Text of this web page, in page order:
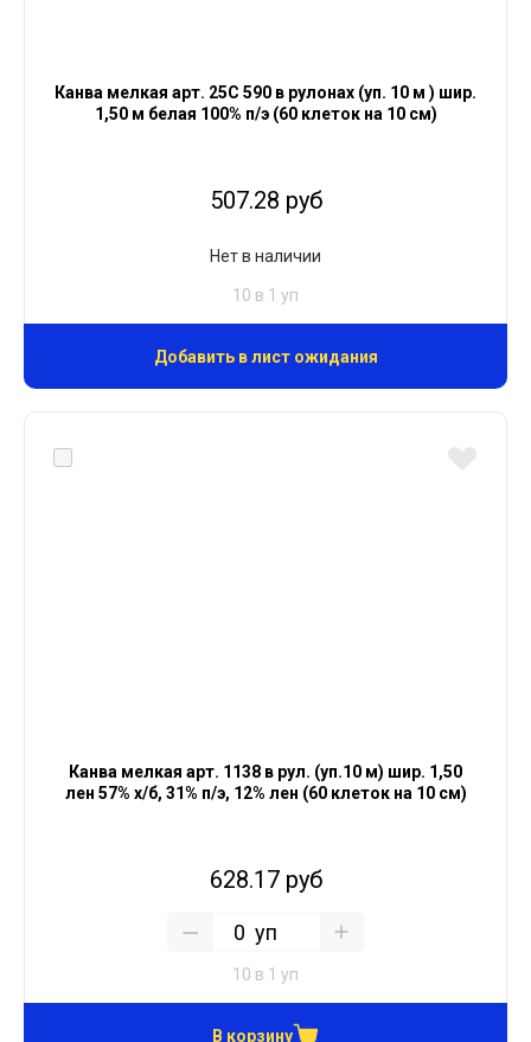
Канва мелкая арт. 25С 590 в рулонах (уп. 10 м ) шир.
1,50 м белая 100% п/э (60 клеток на 10 см)
507.28 руб
Нет в наличии
10 в 1 уп
Добавить в лист ожидания
Канва мелкая арт. 1138 в рул. (уп.10 м) шир. 1,50
лен 57% х/б, 31% п/э, 12% лен (60 клеток на 10 см)
628.17 руб
уп
10 в 1 уп
В корзину